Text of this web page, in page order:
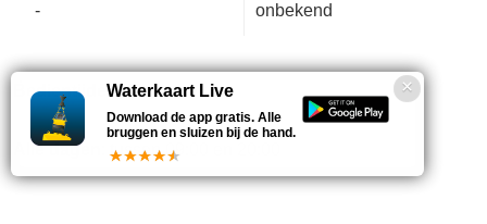
-
onbekend
Bedientijden deze week
Alle dagen : tussen 09:00 en 20:00
Waterkaart Live
Download de app gratis. Alle
bruggen en sluizen bij de hand.